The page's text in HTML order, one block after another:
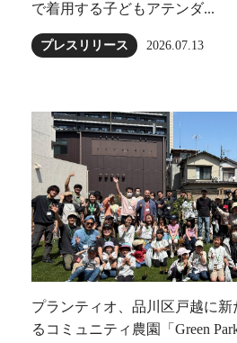
で着用する子どもアテンダ...
プレスリリース 2026.07.13
プランティオ、品川区戸越に
るコミュニティ農園「Green